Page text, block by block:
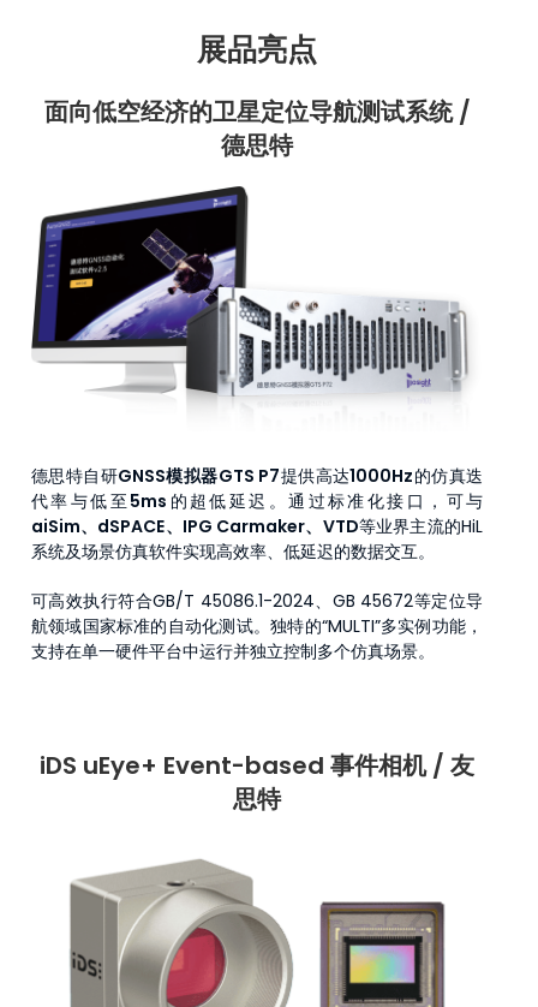
展品亮点
面向低空经济的卫星定位导航测试系统/
德思特
德思特自研GNSS模拟器GTS P7提供高达1000Hz的仿真迭
代率与低至 5ms 的超低延迟。通过标准化接口，可与
aiSim、dSPACE、IPG Carmaker、VTD等业界主流的HiL
系统及场景仿真软件实现高效率、低延迟的数据交互。
可高效执行符合GB/T 45086.1-2024、GB 45672等定位导
航领域国家标准的自动化测试。独特的“MULTI”多实例功能，
支持在单一硬件平台中运行并独立控制多个仿真场景。
iDS uEye+ Event-based 事件相机/ 友
思特